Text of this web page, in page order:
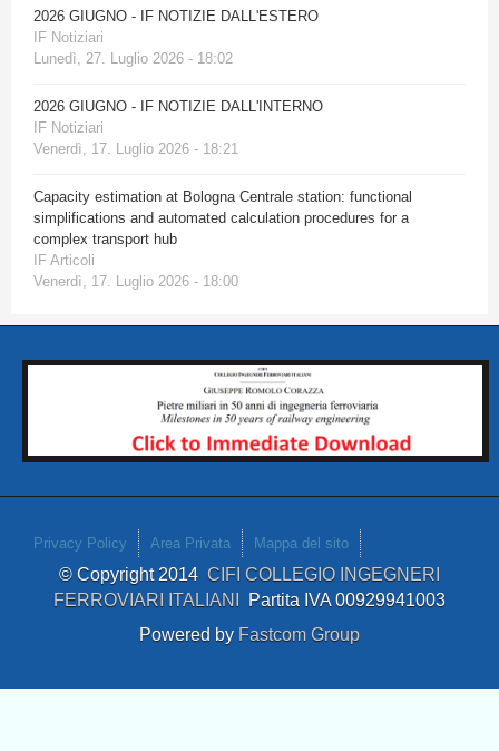
2026 GIUGNO - IF NOTIZIE DALL'ESTERO
IF Notiziari
Lunedì, 27. Luglio 2026 - 18:02
2026 GIUGNO - IF NOTIZIE DALL'INTERNO
IF Notiziari
Venerdì, 17. Luglio 2026 - 18:21
Capacity estimation at Bologna Centrale station: functional
simplifications and automated calculation procedures for a
complex transport hub
IF Articoli
Venerdì, 17. Luglio 2026 - 18:00
Privacy Policy Area Privata Mappa del sito
© Copyright 2014 CIFI COLLEGIO INGEGNERI
FERROVIARI ITALIANI Partita IVA 00929941003
Powered by Fastcom Group